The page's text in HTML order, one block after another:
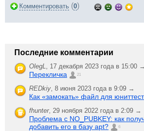
Комментировать (0)
Последние комментарии
OlegL, 17 декабря 2023 года в 15:00 →
Перекличка 21
REDkiy, 8 июня 2023 года в 9:09 →
Как «замокать» файл для
fhunter, 29 ноября 2022 года в 2:09 →
Проблема с NO_PUBKEY: как
добавить его в базу apt?
6